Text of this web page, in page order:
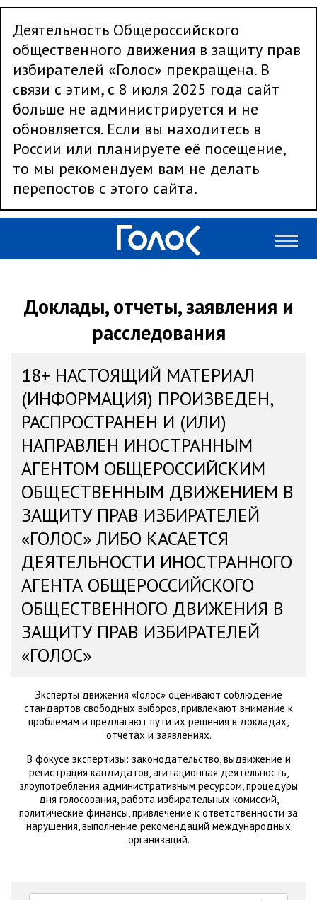
Деятельность Общероссийского
общественного движения в защиту прав
избирателей «Голос» прекращена. В
связи с этим, с 8 июля 2025 года сайт
больше не администрируется и не
обновляется. Если вы находитесь в
России или планируете её посещение,
то мы рекомендуем вам не делать
перепостов с этого сайта.
Доклады, отчеты, заявления и
расследования
18+ НАСТОЯЩИЙ МАТЕРИАЛ
(ИНФОРМАЦИЯ) ПРОИЗВЕДЕН,
РАСПРОСТРАНЕН И (ИЛИ)
НАПРАВЛЕН ИНОСТРАННЫМ
АГЕНТОМ ОБЩЕРОССИЙСКИМ
ОБЩЕСТВЕННЫМ ДВИЖЕНИЕМ В
ЗАЩИТУ ПРАВ ИЗБИРАТЕЛЕЙ
«ГОЛОС» ЛИБО КАСАЕТСЯ
ДЕЯТЕЛЬНОСТИ ИНОСТРАННОГО
АГЕНТА ОБЩЕРОССИЙСКОГО
ОБЩЕСТВЕННОГО ДВИЖЕНИЯ В
ЗАЩИТУ ПРАВ ИЗБИРАТЕЛЕЙ
«ГОЛОС»
Эксперты движения «Голос» оценивают соблюдение
стандартов свободных выборов, привлекают внимание к
проблемам и предлагают пути их решения в докладах,
отчетах и заявлениях.
В фокусе экспертизы: законодательство, выдвижение и
регистрация кандидатов, агитационная деятельность,
злоупотребления административным ресурсом, процедуры
дня голосования, работа избирательных комиссий,
политические финансы, привлечение к ответственности за
нарушения, выполнение рекомендаций международных
организаций.